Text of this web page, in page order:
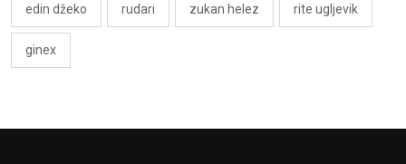
edin džeko rudari zukan helez rite ugljevik
ginex